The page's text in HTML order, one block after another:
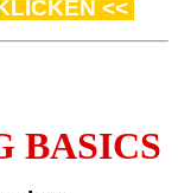
<<
BASICS